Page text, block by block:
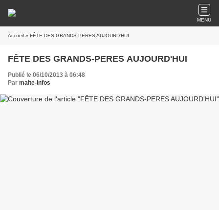
MENU
Accueil » FÊTE DES GRANDS-PERES AUJOURD'HUI
FÊTE DES GRANDS-PERES AUJOURD'HUI
Publié le 06/10/2013 à 06:48
Par maite-infos